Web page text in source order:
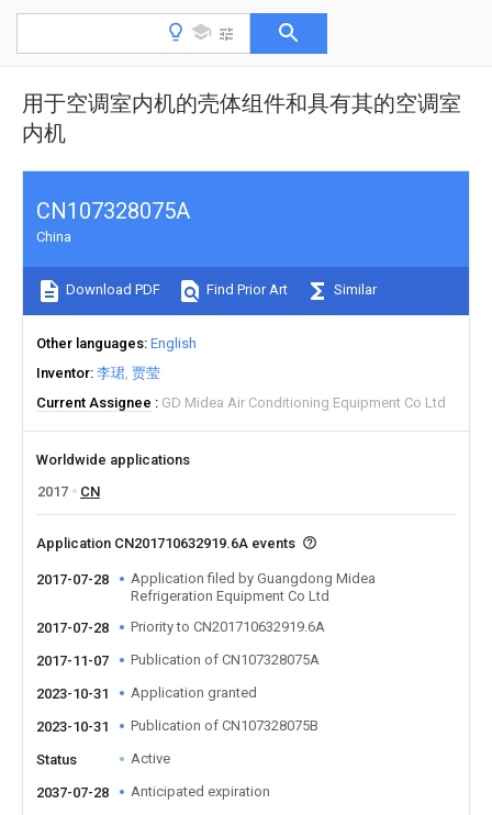
用于空调室内机的壳体组件和具有其的空调室
内机
CN107328075A
China
Download PDF Find Prior Art Similar
Other languages English
Inventor 李珺 贾莹
Current Assignee
GD Midea Air Conditioning Equipment Co Ltd
Worldwide applications
2017
CN
Application CN201710632919.6A events
2017-07-28
Application filed by Guangdong Midea
Refrigeration Equipment Co Ltd
2017-07-28
Priority to CN201710632919.6A
2017-11-07 Publication of CN107328075A
2023-10-31 Application granted
2023-10-31 Publication of CN107328075B
Status Active
2037-07-28 Anticipated expiration